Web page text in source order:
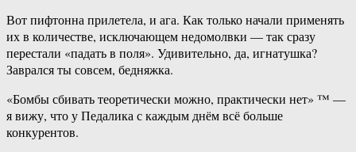
Вот пифтонна прилетела, и ага. Как только начали применять
их в количестве, исключающем недомолвки — так сразу
перестали «падать в поля». Удивительно, да, игнатушка?
Заврался ты совсем, бедняжка.
«Бомбы сбивать теоретически можно, практически нет» ™ —
я вижу, что у Педалика с каждым днём всё больше
конкурентов.